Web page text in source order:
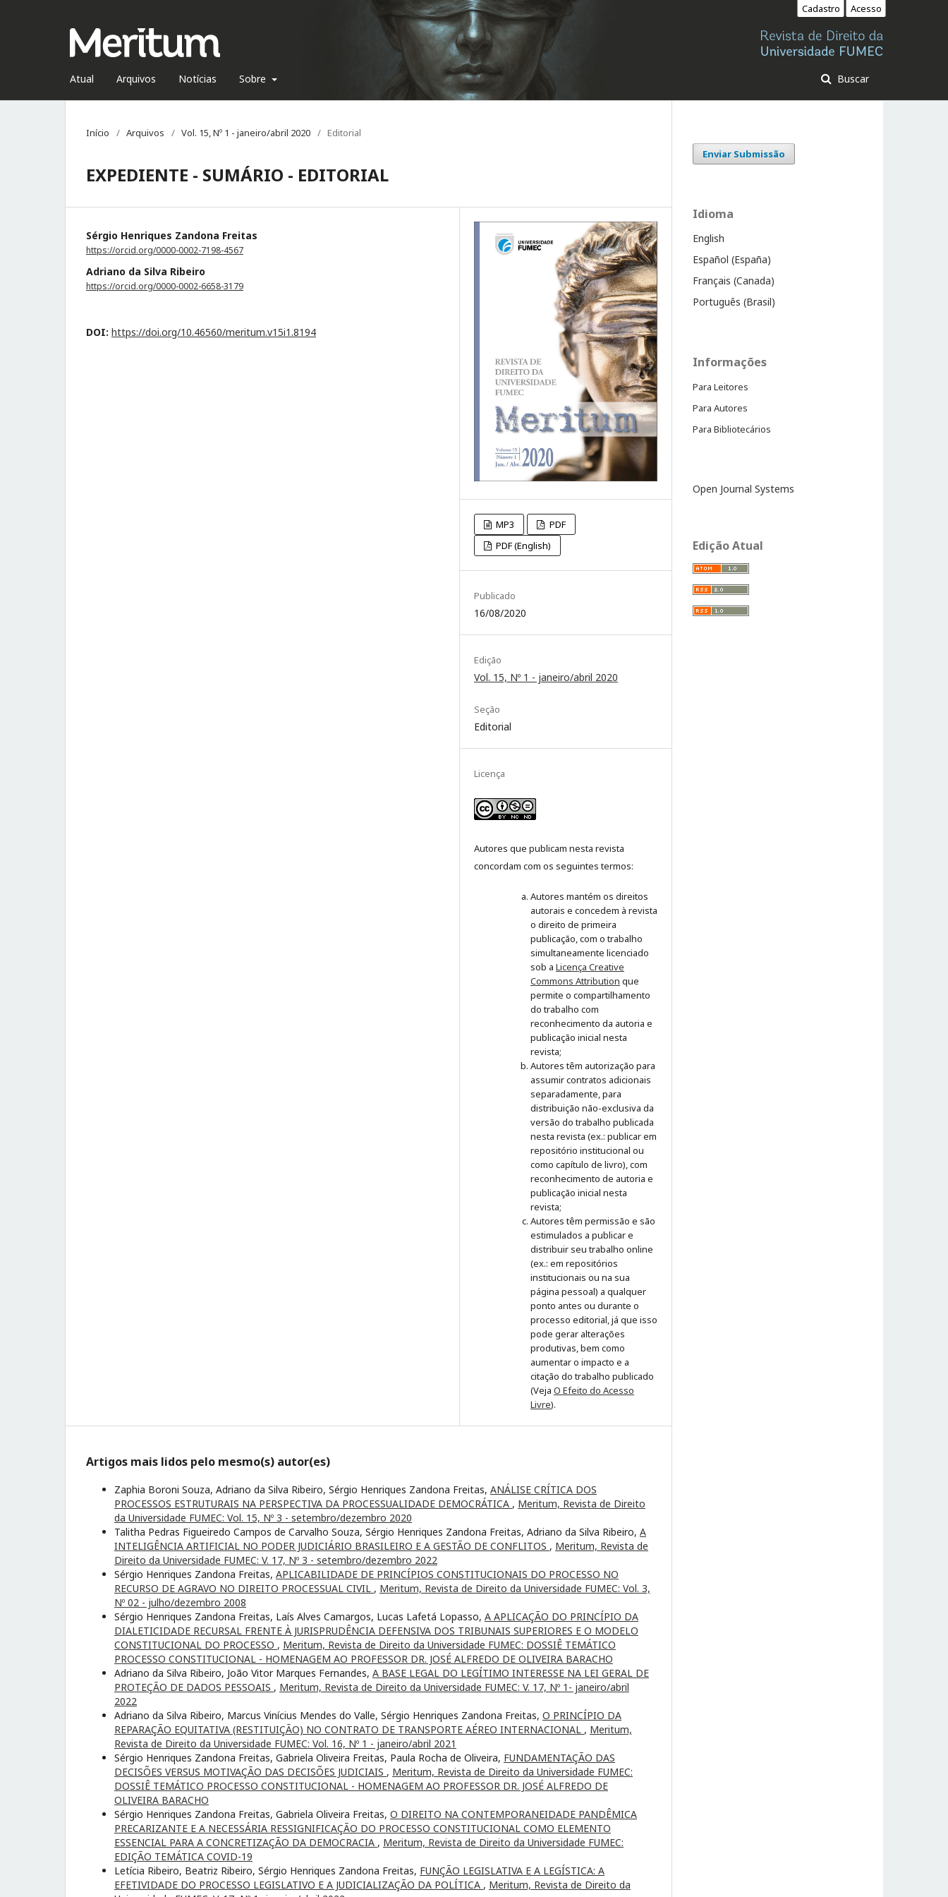
Atual Arquivos Notícias Sobre Buscar
Cadastro Acesso
Início / Arquivos / Vol. 15, Nº 1 - janeiro/abril 2020 / Editorial
EXPEDIENTE - SUMÁRIO - EDITORIAL
Sérgio Henriques Zandona Freitas
https://orcid.org/0000-0002-7198-4567
Adriano da Silva Ribeiro
https://orcid.org/0000-0002-6658-3179
DOI: https://doi.org/10.46560/meritum.v15i1.8194
MP3
PDF
PDF (English)
Publicado
16/08/2020
Edição
Vol. 15, Nº 1 - janeiro/abril 2020
Seção
Editorial
Licença
Autores que publicam nesta revista
concordam com os seguintes termos:
Autores mantém os direitos
autorais e concedem à revista
o direito de primeira
publicação, com o trabalho
simultaneamente licenciado
sob a Licença Creative
Commons Attribution que
permite o compartilhamento
do trabalho com
reconhecimento da autoria e
publicação inicial nesta
revista;
Autores têm autorização para
assumir contratos adicionais
separadamente, para
distribuição não-exclusiva da
versão do trabalho publicada
nesta revista (ex.: publicar em
repositório institucional ou
como capítulo de livro), com
reconhecimento de autoria e
publicação inicial nesta
revista;
Autores têm permissão e são
estimulados a publicar e
distribuir seu trabalho online
(ex.: em repositórios
institucionais ou na sua
página pessoal) a qualquer
ponto antes ou durante o
processo editorial, já que isso
pode gerar alterações
produtivas, bem como
aumentar o impacto e a
citação do trabalho publicado
(Veja O Efeito do Acesso
Livre).
Artigos mais lidos pelo mesmo(s) autor(es)
Zaphia Boroni Souza, Adriano da Silva Ribeiro, Sérgio Henriques Zandona Freitas, ANÁLISE CRÍTICA DOS
PROCESSOS ESTRUTURAIS NA PERSPECTIVA DA PROCESSUALIDADE DEMOCRÁTICA , Meritum, Revista de Direito
da Universidade FUMEC: Vol. 15, Nº 3 - setembro/dezembro 2020
Talitha Pedras Figueiredo Campos de Carvalho Souza, Sérgio Henriques Zandona Freitas, Adriano da Silva Ribeiro, A
INTELIGÊNCIA ARTIFICIAL NO PODER JUDICIÁRIO BRASILEIRO E A GESTÃO DE CONFLITOS , Meritum, Revista de
Direito da Universidade FUMEC: V. 17, Nº 3 - setembro/dezembro 2022
Sérgio Henriques Zandona Freitas, APLICABILIDADE DE PRINCÍPIOS CONSTITUCIONAIS DO PROCESSO NO
RECURSO DE AGRAVO NO DIREITO PROCESSUAL CIVIL , Meritum, Revista de Direito da Universidade FUMEC: Vol. 3,
Nº 02 - julho/dezembro 2008
Sérgio Henriques Zandona Freitas, Laís Alves Camargos, Lucas Lafetá Lopasso, A APLICAÇÃO DO PRINCÍPIO DA
DIALETICIDADE RECURSAL FRENTE À JURISPRUDÊNCIA DEFENSIVA DOS TRIBUNAIS SUPERIORES E O MODELO
CONSTITUCIONAL DO PROCESSO , Meritum, Revista de Direito da Universidade FUMEC: DOSSIÊ TEMÁTICO
PROCESSO CONSTITUCIONAL - HOMENAGEM AO PROFESSOR DR. JOSÉ ALFREDO DE OLIVEIRA BARACHO
Adriano da Silva Ribeiro, João Vitor Marques Fernandes, A BASE LEGAL DO LEGÍTIMO INTERESSE NA LEI GERAL DE
PROTEÇÃO DE DADOS PESSOAIS , Meritum, Revista de Direito da Universidade FUMEC: V. 17, Nº 1- janeiro/abril
2022
Adriano da Silva Ribeiro, Marcus Vinícius Mendes do Valle, Sérgio Henriques Zandona Freitas, O PRINCÍPIO DA
REPARAÇÃO EQUITATIVA (RESTITUIÇÃO) NO CONTRATO DE TRANSPORTE AÉREO INTERNACIONAL , Meritum,
Revista de Direito da Universidade FUMEC: Vol. 16, Nº 1 - janeiro/abril 2021
Sérgio Henriques Zandona Freitas, Gabriela Oliveira Freitas, Paula Rocha de Oliveira, FUNDAMENTAÇÃO DAS
DECISÕES VERSUS MOTIVAÇÃO DAS DECISÕES JUDICIAIS , Meritum, Revista de Direito da Universidade FUMEC:
DOSSIÊ TEMÁTICO PROCESSO CONSTITUCIONAL - HOMENAGEM AO PROFESSOR DR. JOSÉ ALFREDO DE
OLIVEIRA BARACHO
Sérgio Henriques Zandona Freitas, Gabriela Oliveira Freitas, O DIREITO NA CONTEMPORANEIDADE PANDÊMICA
PRECARIZANTE E A NECESSÁRIA RESSIGNIFICAÇÃO DO PROCESSO CONSTITUCIONAL COMO ELEMENTO
ESSENCIAL PARA A CONCRETIZAÇÃO DA DEMOCRACIA , Meritum, Revista de Direito da Universidade FUMEC:
EDIÇÃO TEMÁTICA COVID-19
Letícia Ribeiro, Beatriz Ribeiro, Sérgio Henriques Zandona Freitas, FUNÇÃO LEGISLATIVA E A LEGÍSTICA: A
EFETIVIDADE DO PROCESSO LEGISLATIVO E A JUDICIALIZAÇÃO DA POLÍTICA , Meritum, Revista de Direito da
Enviar Submissão
Idioma
English
Español (España)
Français (Canada)
Português (Brasil)
Informações
Para Leitores
Para Autores
Para Bibliotecários
Open Journal Systems
Edição Atual